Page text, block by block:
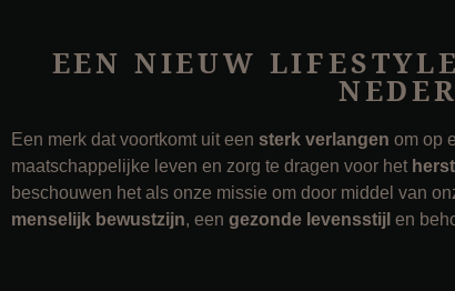
EEN NIEUW
Een merk dat voortkomt uit een sterk verlangen om op
maatschappelijke leven en zorg te dragen voor het
beschouwen het als onze missie om door middel van
menselijk bewustzijn, een gezonde levensstijl en